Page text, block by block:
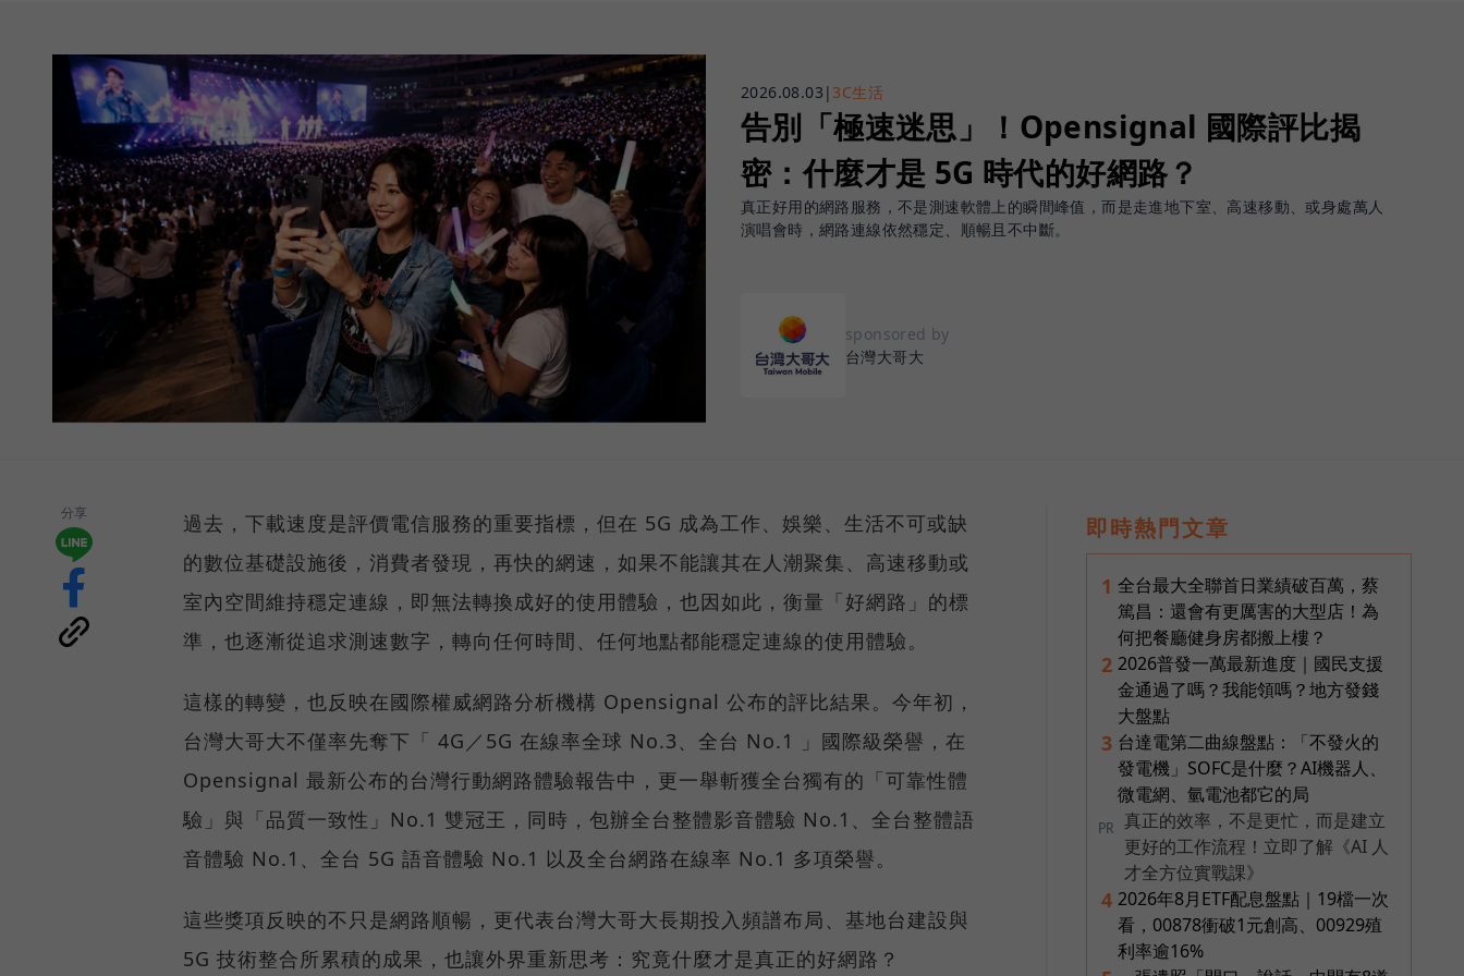
2026.08.03 | 3C生活
告別「極速迷思」！Opensignal 國際評比揭
密：什麼才是 5G 時代的好網路？
真正好用的網路服務，不是測速軟體上的瞬間峰值，而是走進地下室、高速移動、或身處萬人
演唱會時，網路連線依然穩定、順暢且不中斷。
sponsored by
台灣大哥大
分享
過去，下載速度是評價電信服務的重要指標，但在 5G 成為工作、娛樂、生活不可或缺
的數位基礎設施後，消費者發現，再快的網速，如果不能讓其在人潮聚集、高速移動或
室內空間維持穩定連線，即無法轉換成好的使用體驗，也因如此，衡量「好網路」的標
準，也逐漸從追求測速數字，轉向任何時間、任何地點都能穩定連線的使用體驗。
這樣的轉變，也反映在國際權威網路分析機構 Opensignal 公布的評比結果。今年初，
台灣大哥大不僅率先奪下「 4G／5G 在線率全球 No.3、全台 No.1 」國際級榮譽，在
Opensignal 最新公布的台灣行動網路體驗報告中，更一舉斬獲全台獨有的「可靠性體
驗」與「品質一致性」No.1 雙冠王，同時，包辦全台整體影音體驗 No.1、全台整體語
音體驗 No.1、全台 5G 語音體驗 No.1 以及全台網路在線率 No.1 多項榮譽。
這些獎項反映的不只是網路順暢，更代表台灣大哥大長期投入頻譜布局、基地台建設與
5G 技術整合所累積的成果，也讓外界重新思考：究竟什麼才是真正的好網路？
即時熱門文章
1 全台最大全聯首日業績破百萬，蔡
篤昌：還會有更厲害的大型店！為
何把餐廳健身房都搬上樓？
2 2026普發一萬最新進度｜國民支援
金通過了嗎？我能領嗎？地方發錢
大盤點
3 台達電第二曲線盤點：「不發火的
發電機」SOFC是什麼？AI機器人、
微電網、氫電池都它的局
PR
真正的效率，不是更忙，而是建立
更好的工作流程！立即了解《AI 人
才全方位實戰課》
4 2026年8月ETF配息盤點｜19檔一次
看，00878衝破1元創高、00929殖
利率逾16%